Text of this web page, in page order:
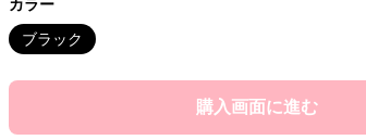
カラー
ブラック
購入画面に進む